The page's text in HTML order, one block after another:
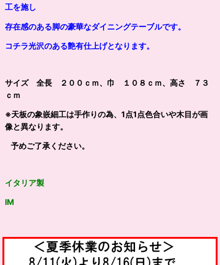
工を施し
存在感のある脚の豪華なダイニングテーブルです。
コチラ光沢のある艶有仕上げとなります。
サイズ 全長 ２００ｃｍ、巾 １０８ｃｍ、高さ ７３
ｃｍ
※天板の象嵌細工は手作りの為、1点1点色合いや木目が画
像と異なります。
予めご了承ください。
イタリア製
IM